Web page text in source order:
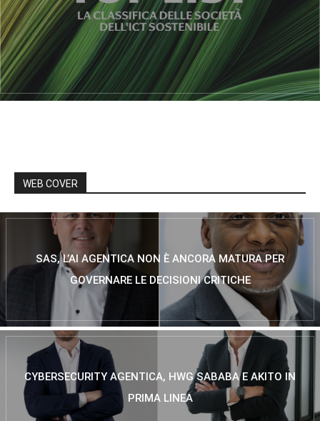
WEB COVER
SAS, L’AI AGENTICA NON È ANCORA MATURA PER
GOVERNARE LE DECISIONI CRITICHE
CYBERSECURITY AGENTICA, HWG SABABA E AKITO IN
PRIMA LINEA